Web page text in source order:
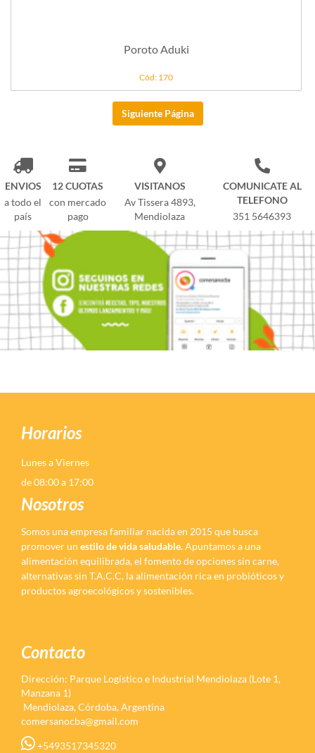
Poroto Aduki
Cód: 170
Siguiente Página
ENVIOS
a todo el
país
12 CUOTAS
con mercado
pago
VISITANOS
Av Tissera 4893,
Mendiolaza
COMUNICATE AL
TELEFONO
351 5646393
Horarios
Lunes a Viernes
de 08:00 a 17:00
Nosotros
Somos una empresa familiar nacida en 2015 que busca
promover un estilo de vida saludable.Apuntamos a una
alimentación equilibrada, el fomento de opciones sin carne,
alternativas sin T.A.C.C, la alimentación rica en probióticos y
productos agroecológicos y sostenibles.
Contacto
Dirección: Parque Logístico e Industrial Mendiolaza (Lote 1,
Manzana 1)
Mendiolaza, Córdoba, Argentina
comersanocba@gmail.com
+5493517345320